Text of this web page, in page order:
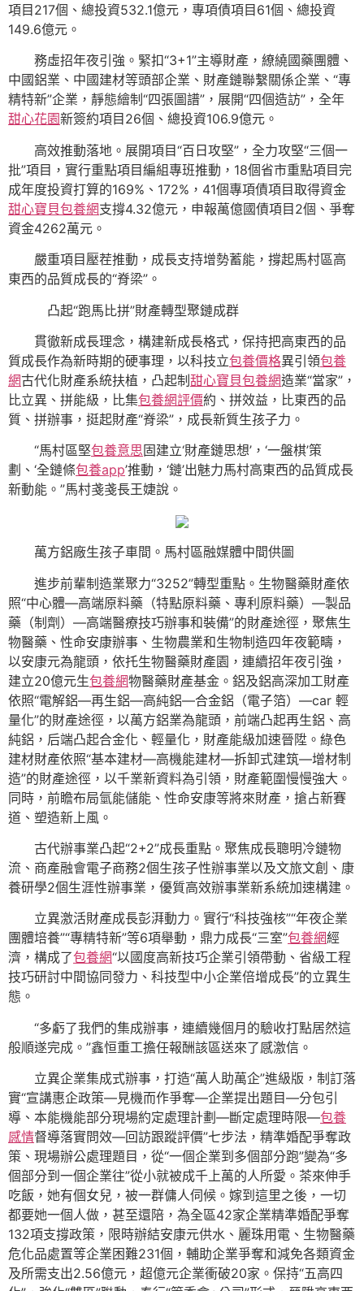
項目217個、總投資532.1億元，專項債項目61個、總投資
149.6億元。
務虛招年夜引強。緊扣“3+1”主導財產，繚繞國藥團體、
中國鋁業、中國建材等頭部企業、財產鏈聯繫關係企業、“專
精特新”企業，靜態繪制“四張圖譜”，展開“四個造訪”，全年
甜心花園新簽約項目26個、總投資106.9億元。
高效推動落地。展開項目“百日攻堅”，全力攻堅“三個一
批”項目，實行重點項目編組專班推動，18個省市重點項目完
成年度投資打算的169%、172%，41個專項債項目取得資金
甜心寶貝包養網支撐4.32億元，申報萬億國債項目2個、爭奪
資金4262萬元。
嚴重項目壓茬推動，成長支持增勢蓄能，撐起馬村區高
東西的品質成長的“脊梁”。
凸起“跑馬比拼”財產轉型聚鏈成群
貫徹新成長理念，構建新成長格式，保持把高東西的品
質成長作為新時期的硬事理，以科技立包養價格異引領包養
網古代化財產系統扶植，凸起制甜心寶貝包養網造業“當家”，
比立異、拼能級，比集包養網評價約、拼效益，比東西的品
質、拼辦事，挺起財產“脊梁”，成長新質生孩子力。
“馬村區堅包養意思固建立‘財產鏈思想’，‘一盤棋’策
劃、‘全鏈條包養app’推動，‘鏈’出魅力馬村高東西的品質成長
新動能。”馬村戔戔長王婕說。
萬方鋁廠生孩子車間。馬村區融媒體中間供圖
進步前輩制造業聚力“3252”轉型重點。生物醫藥財產依
照“中心體—高端原料藥（特點原料藥、專利原料藥）—製品
藥（制劑）—高端醫療技巧辦事和裝備”的財產途徑，聚焦生
物醫藥、性命安康辦事、生物農業和生物制造四年夜範疇，
以安康元為龍頭，依托生物醫藥財產園，連續招年夜引強，
建立20億元生包養網物醫藥財產基金。鋁及鋁高深加工財產
依照“電解鋁—再生鋁—高純鋁—合金鋁（電子箔）—car 輕
量化”的財產途徑，以萬方鋁業為龍頭，前端凸起再生鋁、高
純鋁，后端凸起合金化、輕量化，財產能級加速晉陞。綠色
建材財產依照“基本建材—高機能建材—拆卸式建筑—增材制
造”的財產途徑，以千業新資料為引領，財產範圍慢慢強大。
同時，前瞻布局氫能儲能、性命安康等將來財產，搶占新賽
道、塑造新上風。
古代辦事業凸起“2+2”成長重點。聚焦成長聰明冷鏈物
流、商產融會電子商務2個生孩子性辦事業以及文旅文創、康
養研學2個生涯性辦事業，優質高效辦事業新系統加速構建。
立異激活財產成長彭湃動力。實行“科技強核”“年夜企業
團體培養”“專精特新”等6項舉動，鼎力成長“三室”包養網經
濟，構成了包養網“以國度高新技巧企業引領帶動、省級工程
技巧研討中間協同發力、科技型中小企業倍增成長”的立異生
態。
“多虧了我們的集成辦事，連續幾個月的驗收打點居然這
般順遂完成。”鑫恒重工擔任報酬該區送來了感激信。
立異企業集成式辦事，打造“萬人助萬企”進級版，制訂落
實“宣講惠企政策—見機而作爭奪—企業提出題目—分包引
導、本能機能部分現場約定處理計劃—斷定處理時限—包養
感情督導落實問效—回訪跟蹤評價”七步法，精準婚配爭奪政
策、現場辦公處理題目，從“一個企業到多個部分跑”變為“多
個部分到一個企業往”從小就被成千上萬的人所愛。茶來伸手
吃飯，她有個女兒，被一群傭人伺候。嫁到這里之後，一切
都要她一個人做，甚至還陪，為全區42家企業精準婚配爭奪
132項支撐政策，限時辦結安康元供水、麗珠用電、生物醫藥
危化品處置等企業困難231個，輔助企業爭奪和減免各類資金
及所需支出2.56億元，超億元企業衝破20家。保持“五高四